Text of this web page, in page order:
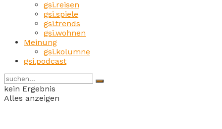
gsi.reisen
gsi.spiele
gsi.trends
gsi.wohnen
Meinung
gsi.kolumne
gsi.podcast
kein Ergebnis
Alles anzeigen